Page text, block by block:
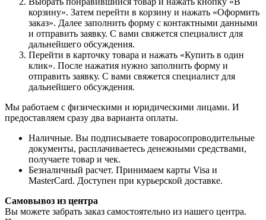
корзину». Затем перейти в корзину и нажать «Оформить
заказ». Далее заполнить форму с контактными данными
и отправить заявку. С вами свяжется специалист для
дальнейшего обсуждения.
Перейти в карточку товара и нажать «Купить в один
клик». После нажатия нужно заполнить форму и
отправить заявку. С вами свяжется специалист для
дальнейшего обсуждения.
Мы работаем с физическими и юридическими лицами. И
предоставляем сразу два варианта оплаты.
Наличные. Вы подписываете товаросопроводительные
документы, расплачиваетесь денежными средствами,
получаете товар и чек.
Безналичный расчет. Принимаем карты Visa и
MasterCard. Доступен при курьерской доставке.
Самовывоз из центра
Вы можете забрать заказ самостоятельно из нашего центра.